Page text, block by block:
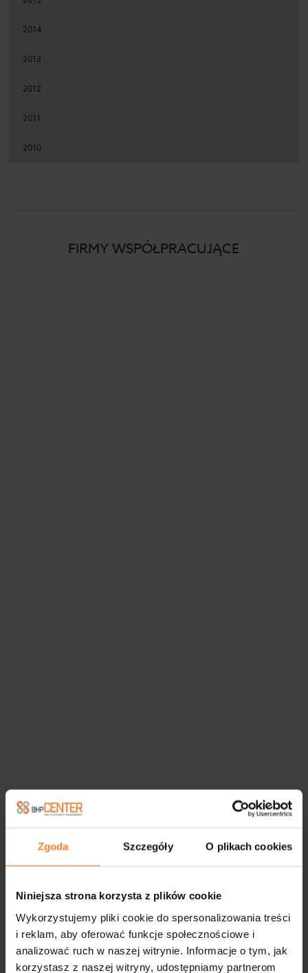
Zgoda Szczegóły O plikach cookies
Niniejsza strona korzysta z plików cookie
Wykorzystujemy pliki cookie do spersonalizowania treści
i reklam, aby oferować funkcje społecznościowe i
analizować ruch w naszej witrynie. Informacje o tym, jak
korzystasz z naszej witryny, udostępniamy partnerom
2014
2013
2012
2011
2010
FIRMY WSPÓŁPRACUJĄCE